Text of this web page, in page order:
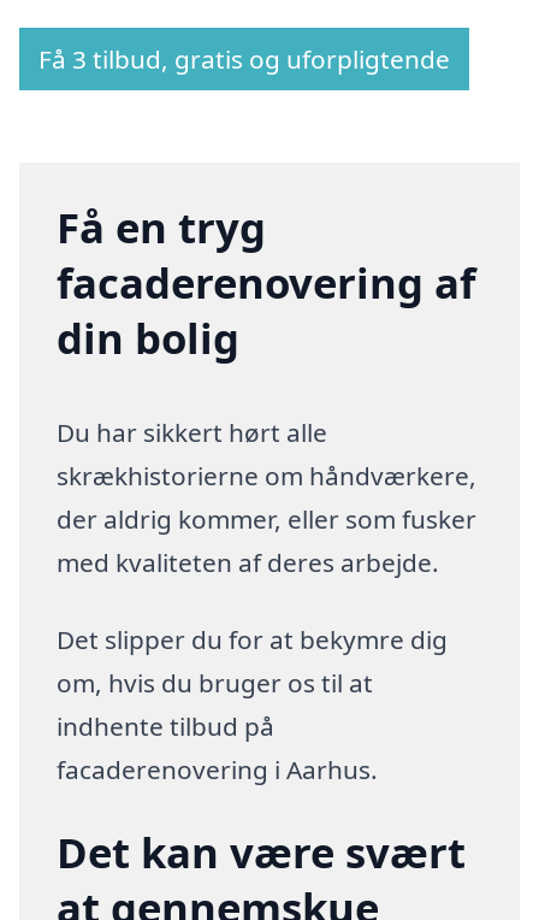
Få 3 tilbud, gratis og uforpligtende
Få en tryg
facaderenovering af
din bolig
Du har sikkert hørt alle
skrækhistorierne om håndværkere,
der aldrig kommer, eller som fusker
med kvaliteten af deres arbejde.
Det slipper du for at bekymre dig
om, hvis du bruger os til at
indhente tilbud på
facaderenovering i Aarhus.
Det kan være svært
at gennemskue